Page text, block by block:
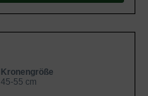
Kronengröße
45-55 cm